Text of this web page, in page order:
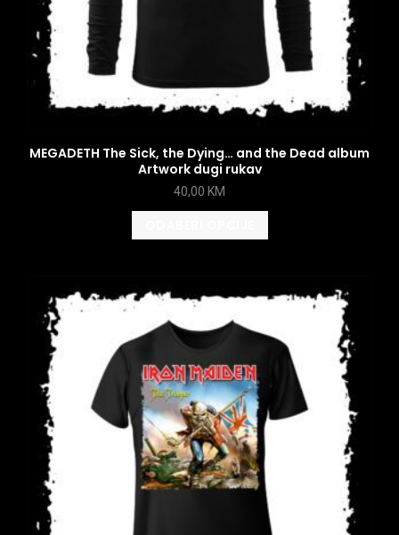
MEGADETH The Sick, the Dying… and the Dead album
Artwork dugi rukav
40,00 KM